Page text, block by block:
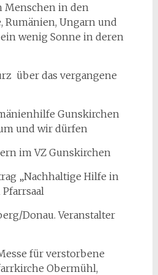
Menschen in den
Rumänien, Ungarn und
wenig Sonne in deren
über das vergangene
Gunskirchen
und wir dürfen
Gunskirchen
„Nachhaltige Hilfe in
Veranstalter
für verstorbene
Obermühl,